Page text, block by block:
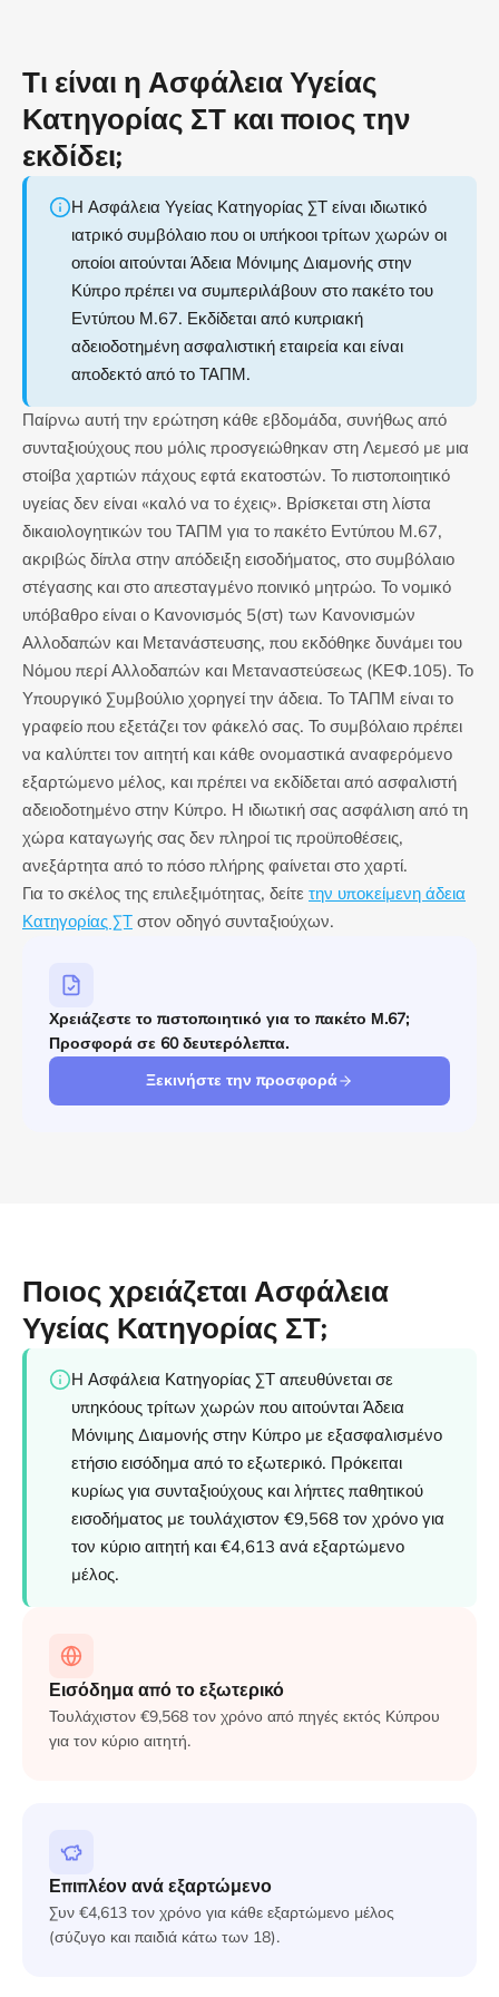
Τι είναι η Ασφάλεια Υγείας
Κατηγορίας ΣΤ και ποιος την
εκδίδει;
Η Ασφάλεια Υγείας Κατηγορίας ΣΤ είναι ιδιωτικό
ιατρικό συμβόλαιο που οι υπήκοοι τρίτων χωρών οι
οποίοι αιτούνται Άδεια Μόνιμης Διαμονής στην
Κύπρο πρέπει να συμπεριλάβουν στο πακέτο του
Εντύπου Μ.67. Εκδίδεται από κυπριακή
αδειοδοτημένη ασφαλιστική εταιρεία και είναι
αποδεκτό από το ΤΑΠΜ.
Παίρνω αυτή την ερώτηση κάθε εβδομάδα, συνήθως από
συνταξιούχους που μόλις προσγειώθηκαν στη Λεμεσό με μια
στοίβα χαρτιών πάχους εφτά εκατοστών. Το πιστοποιητικό
υγείας δεν είναι «καλό να το έχεις». Βρίσκεται στη λίστα
δικαιολογητικών του ΤΑΠΜ για το πακέτο Εντύπου Μ.67,
ακριβώς δίπλα στην απόδειξη εισοδήματος, στο συμβόλαιο
στέγασης και στο απεσταγμένο ποινικό μητρώο. Το νομικό
υπόβαθρο είναι ο Κανονισμός 5(στ) των Κανονισμών
Αλλοδαπών και Μετανάστευσης, που εκδόθηκε δυνάμει του
Νόμου περί Αλλοδαπών και Μεταναστεύσεως (ΚΕΦ.105). Το
Υπουργικό Συμβούλιο χορηγεί την άδεια. Το ΤΑΠΜ είναι το
γραφείο που εξετάζει τον φάκελό σας. Το συμβόλαιο πρέπει
να καλύπτει τον αιτητή και κάθε ονομαστικά αναφερόμενο
εξαρτώμενο μέλος, και πρέπει να εκδίδεται από ασφαλιστή
αδειοδοτημένο στην Κύπρο. Η ιδιωτική σας ασφάλιση από τη
χώρα καταγωγής σας δεν πληροί τις προϋποθέσεις,
ανεξάρτητα από το πόσο πλήρης φαίνεται στο χαρτί.
Για το σκέλος της επιλεξιμότητας, δείτε την υποκείμενη άδεια
Κατηγορίας ΣΤ στον οδηγό συνταξιούχων.
Χρειάζεστε το πιστοποιητικό για το πακέτο Μ.67;
Προσφορά σε 60 δευτερόλεπτα.
Ξεκινήστε την προσφορά
Ποιος χρειάζεται Ασφάλεια
Υγείας Κατηγορίας ΣΤ;
Η Ασφάλεια Κατηγορίας ΣΤ απευθύνεται σε
υπηκόους τρίτων χωρών που αιτούνται Άδεια
Μόνιμης Διαμονής στην Κύπρο με εξασφαλισμένο
ετήσιο εισόδημα από το εξωτερικό. Πρόκειται
κυρίως για συνταξιούχους και λήπτες παθητικού
εισοδήματος με τουλάχιστον €9,568 τον χρόνο για
τον κύριο αιτητή και €4,613 ανά εξαρτώμενο
μέλος.
Εισόδημα από το εξωτερικό
Τουλάχιστον €9,568 τον χρόνο από πηγές εκτός Κύπρου
για τον κύριο αιτητή.
Επιπλέον ανά εξαρτώμενο
Συν €4,613 τον χρόνο για κάθε εξαρτώμενο μέλος
(σύζυγο και παιδιά κάτω των 18).